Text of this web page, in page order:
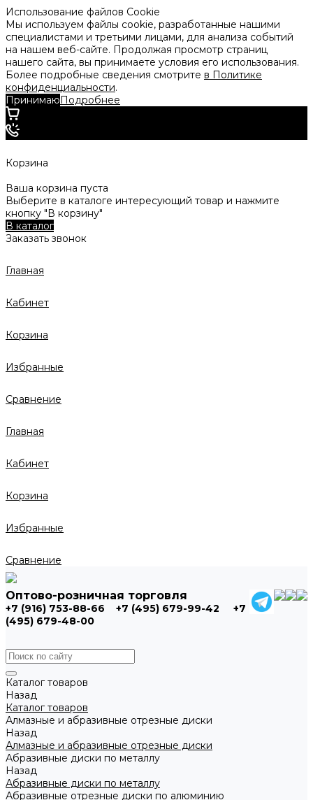
Использование файлов Cookie
Мы используем файлы cookie, разработанные нашими
специалистами и третьими лицами, для анализа событий
на нашем веб-сайте. Продолжая просмотр страниц
нашего сайта, вы принимаете условия его использования.
Более подробные сведения смотрите в Политике
конфиденциальности.
ПринимаюПодробнее
Корзина
Ваша корзина пуста
Выберите в каталоге интересующий товар и нажмите
кнопку "В корзину"
В каталог
Заказать звонок
Главная
Кабинет
Корзина
Избранные
Сравнение
Главная
Кабинет
Корзина
Избранные
Сравнение
Оптово-розничная торговля
+7 (916) 753-88-66 +7 (495) 679-99-42
+7
(495) 679-48-00
Каталог товаров
Назад
Каталог товаров
Алмазные и абразивные отрезные диски
Назад
Алмазные и абразивные отрезные диски
Абразивные диски по металлу
Назад
Абразивные диски по металлу
Абразивные отрезные диски по алюминию